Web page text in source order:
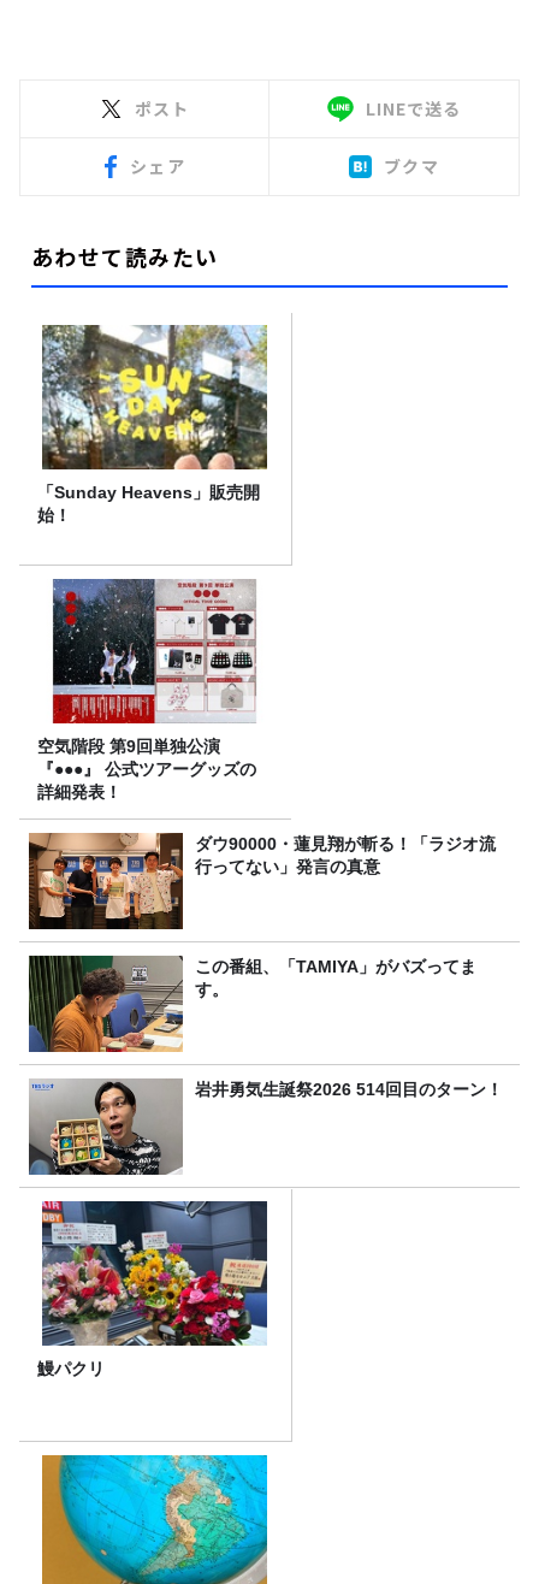
ポスト LINEで送る
シェア ブクマ
あわせて読みたい
「Sunday Heavens」販売開
始！
空気階段 第9回単独公演
『●●●』 公式ツアーグッズの
詳細発表！
ダウ90000・蓮見翔が斬る！「ラジオ流
行ってない」発言の真意
この番組、「TAMIYA」がバズってま
す。
岩井勇気生誕祭2026 514回目のターン！
鰻パクリ